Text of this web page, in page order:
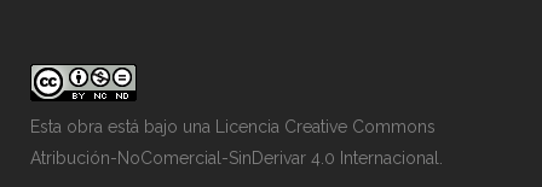
Esta obra está bajo una
Licencia Creative Commons
Atribución-NoComercial-SinDerivar 4.0 Internacional